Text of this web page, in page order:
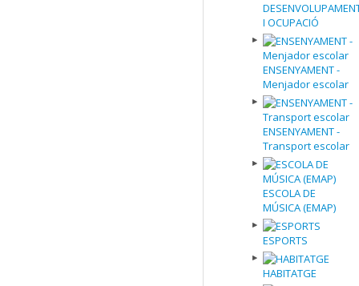
I OCUPACIÓ
ENSENYAMENT -
Menjador escolar
ENSENYAMENT -
Transport escolar
ESCOLA DE
MÚSICA (EMAP)
ESPORTS
HABITATGE